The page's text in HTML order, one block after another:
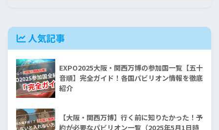
人気記事
EXPO2025大阪・関西万博の参加国一覧【五十
音順】完全ガイド！各国パビリオン情報を徹底
紹介
【大阪・関西万博】行く前に知りたかった！予
約が必要なパビリオン一覧（2025年5月1日時